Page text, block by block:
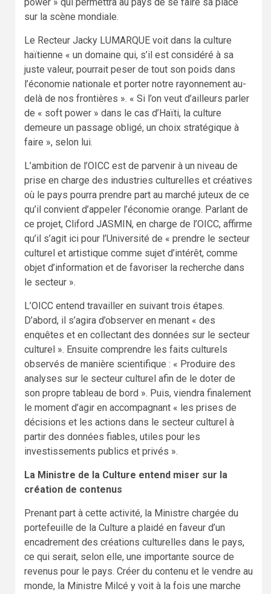
sur la scène mondiale.
Le Recteur Jacky LUMARQUE voit dans la culture
haïtienne « un domaine qui, s’il est considéré à sa
juste valeur, pourrait peser de tout son poids dans
l’économie nationale et porter notre rayonnement au-
delà de nos frontières ». « Si l’on veut d’ailleurs parler
de « soft power » dans le cas d’Haïti, la culture
demeure un passage obligé, un choix stratégique à
faire », selon lui.
L’ambition de l’OICC est de parvenir à un niveau de
prise en charge des industries culturelles et créatives
où le pays pourra prendre part au marché juteux de ce
qu’il convient d’appeler l’économie orange. Parlant de
ce projet, Cliford JASMIN, en charge de l’OICC, affirme
qu’il s’agit ici pour l’Université de « prendre le secteur
culturel et artistique comme sujet d’intérêt, comme
objet d’information et de favoriser la recherche dans
le secteur ».
L’OICC entend travailler en suivant trois étapes.
D’abord, il s’agira d’observer en menant « des
enquêtes et en collectant des données sur le secteur
culturel ». Ensuite comprendre les faits culturels
observés de manière scientifique : « Produire des
analyses sur le secteur culturel afin de le doter de
son propre tableau de bord ». Puis, viendra finalement
le moment d’agir en accompagnant « les prises de
décisions et les actions dans le secteur culturel à
partir des données fiables, utiles pour les
investissements publics et privés ».
La Ministre de la Culture entend miser sur la
création de contenus
Prenant part à cette activité, la Ministre chargée du
portefeuille de la Culture a plaidé en faveur d’un
encadrement des créations culturelles dans le pays,
ce qui serait, selon elle, une importante source de
revenus pour le pays. Créer du contenu et le vendre au
monde, la Ministre Milcé y voit à la fois une marche